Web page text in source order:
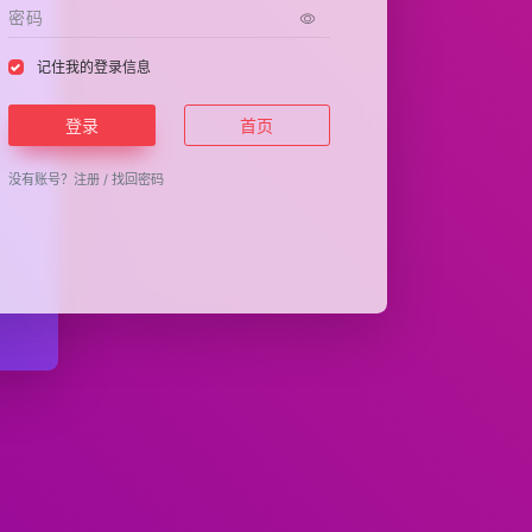
记住我的登录信息
登录 首页
没有账号？注册 /找回密码